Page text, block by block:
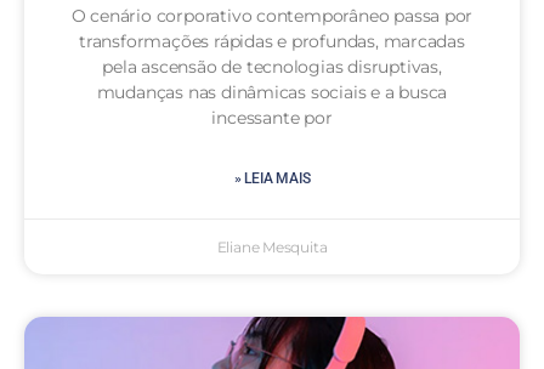
O cenário corporativo contemporâneo passa por
transformações rápidas e profundas, marcadas
pela ascensão de tecnologias disruptivas,
mudanças nas dinâmicas sociais e a busca
incessante por
» LEIA MAIS
Eliane Mesquita